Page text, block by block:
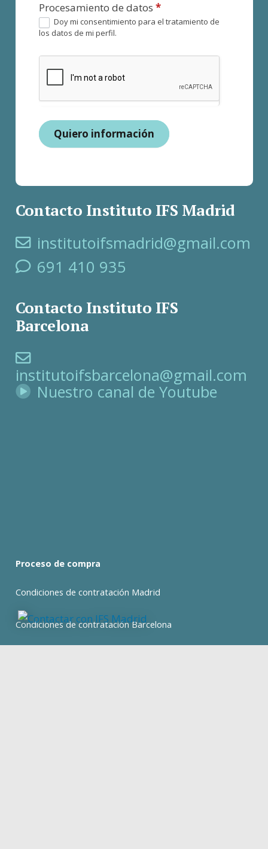
Procesamiento de datos*
Doy mi consentimiento para el tratamiento de
los datos de mi perfil.
Quiero información
Contacto Instituto IFS Madrid
institutoifsmadrid@gmail.com
691 410 935
Contacto Instituto IFS
Barcelona
institutoifsbarcelona@gmail.com
Nuestro canal de Youtube
Proceso de compra
Condiciones de contratación Madrid
Condiciones de contratación Barcelona